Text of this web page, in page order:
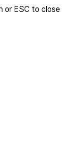
or ESC to close